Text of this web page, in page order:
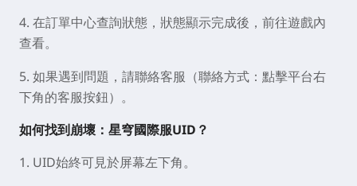
4. 在訂單中心查詢狀態，狀態顯示完成後，前往遊戲內
查看。
5. 如果遇到問題，請聯絡客服（聯絡方式：點擊平台右
下角的客服按鈕）。
如何找到崩壞：星穹國際服UID？
1. UID始終可見於屏幕左下角。